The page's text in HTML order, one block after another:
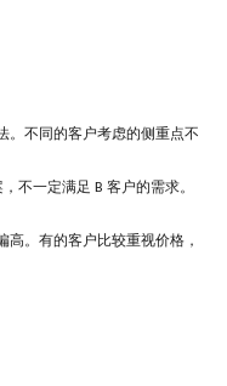
。不同的客户考虑的侧重点不
不一定满足 B 客户的需求。
高。有的客户比较重视价格，